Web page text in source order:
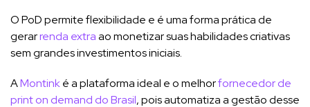
O PoD permite flexibilidade e é uma forma prática de
gerarrenda extraao monetizar suas habilidades criativas
sem grandes investimentos iniciais​.
AMontinké a plataforma ideal e o melhorfornecedor de
print on demand do Brasil, pois automatiza a gestão desse